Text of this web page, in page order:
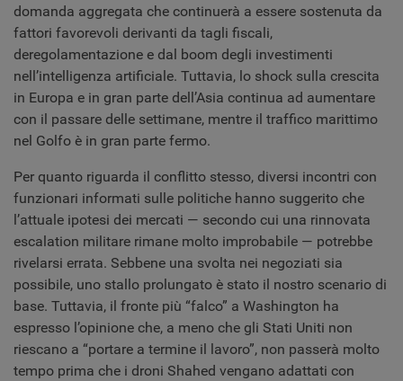
domanda aggregata che continuerà a essere sostenuta da
fattori favorevoli derivanti da tagli fiscali,
deregolamentazione e dal boom degli investimenti
nell’intelligenza artificiale. Tuttavia, lo shock sulla crescita
in Europa e in gran parte dell’Asia continua ad aumentare
con il passare delle settimane, mentre il traffico marittimo
nel Golfo è in gran parte fermo.
Per quanto riguarda il conflitto stesso, diversi incontri con
funzionari informati sulle politiche hanno suggerito che
l’attuale ipotesi dei mercati — secondo cui una rinnovata
escalation militare rimane molto improbabile — potrebbe
rivelarsi errata. Sebbene una svolta nei negoziati sia
possibile, uno stallo prolungato è stato il nostro scenario di
base. Tuttavia, il fronte più “falco” a Washington ha
espresso l’opinione che, a meno che gli Stati Uniti non
riescano a “portare a termine il lavoro”, non passerà molto
tempo prima che i droni Shahed vengano adattati con